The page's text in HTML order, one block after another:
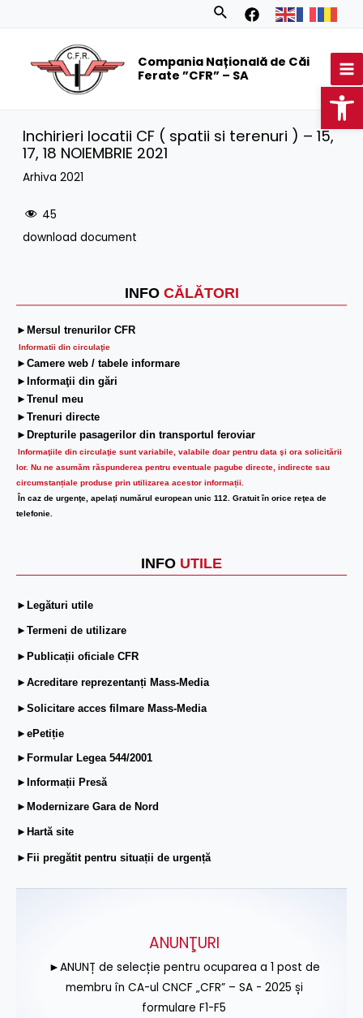
Search
Compania Națională de Căi
Ferate ”CFR” – SA
INFO CĂLĂTORI
►Mersul trenurilor CFR
Informatii din circulaţie
►Camere web / tabele informare
►Informaţii din gări
►Trenul meu
►Trenuri directe
►Drepturile pasagerilor din transportul feroviar
Informaţiile din circulaţie sunt variabile, valabile doar pentru data şi ora solicitării
lor. Nu ne asumăm răspunderea pentru eventuale pagube directe, indirecte sau
circumstanțiale produse prin utilizarea acestor informații.
În caz de urgenţe, apelaţi numărul european unic 112. Gratuit în orice reţea de
telefonie.
INFO UTILE
►Legături utile
►Termeni de utilizare
►Publicații oficiale CFR
►Acreditare reprezentanți Mass-Media
►Solicitare acces filmare Mass-Media
►ePetiție
►Formular Legea 544/2001
►Informații Presă
►Modernizare Gara de Nord
►Hartă site
►Fii pregătit pentru situații de urgență
Inchirieri locatii CF ( spatii si terenuri ) – 15,
17, 18 NOIEMBRIE 2021
Arhiva 2021
45
download document
ANUNŢURI
►ANUNȚ de selecție pentru ocuparea a 1 post de
membru în CA-ul CNCF „CFR” – SA - 2025 și
formulare F1-F5